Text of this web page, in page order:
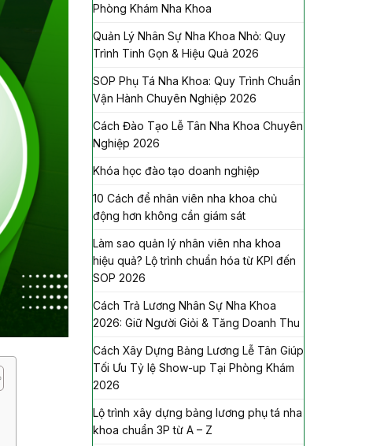
Phòng Khám Nha Khoa
Quản Lý Nhân Sự Nha Khoa Nhỏ: Quy
Trình Tinh Gọn & Hiệu Quả 2026
SOP Phụ Tá Nha Khoa: Quy Trình Chuẩn
Vận Hành Chuyên Nghiệp 2026
Cách Đào Tạo Lễ Tân Nha Khoa Chuyên
Nghiệp 2026
Khóa học đào tạo doanh nghiệp
10 Cách để nhân viên nha khoa chủ
động hơn không cần giám sát
Làm sao quản lý nhân viên nha khoa
hiệu quả? Lộ trình chuẩn hóa từ KPI đến
SOP 2026
Cách Trả Lương Nhân Sự Nha Khoa
2026: Giữ Người Giỏi & Tăng Doanh Thu
Cách Xây Dựng Bảng Lương Lễ Tân Giúp
Tối Ưu Tỷ lệ Show-up Tại Phòng Khám
2026
Lộ trình xây dựng bảng lương phụ tá nha
khoa chuẩn 3P từ A – Z